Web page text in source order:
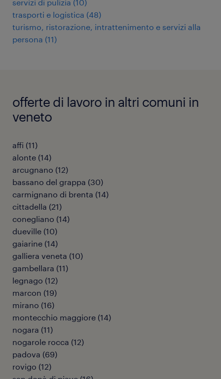
servizi di pulizia (10)
trasporti e logistica (48)
turismo, ristorazione, intrattenimento e servizi alla
persona (11)
offerte di lavoro in altri comuni in
veneto
affi (11)
alonte (14)
arcugnano (12)
bassano del grappa (30)
carmignano di brenta (14)
cittadella (21)
conegliano (14)
dueville (10)
gaiarine (14)
galliera veneta (10)
gambellara (11)
legnago (12)
marcon (19)
mirano (16)
montecchio maggiore (14)
nogara (11)
nogarole rocca (12)
padova (69)
rovigo (12)